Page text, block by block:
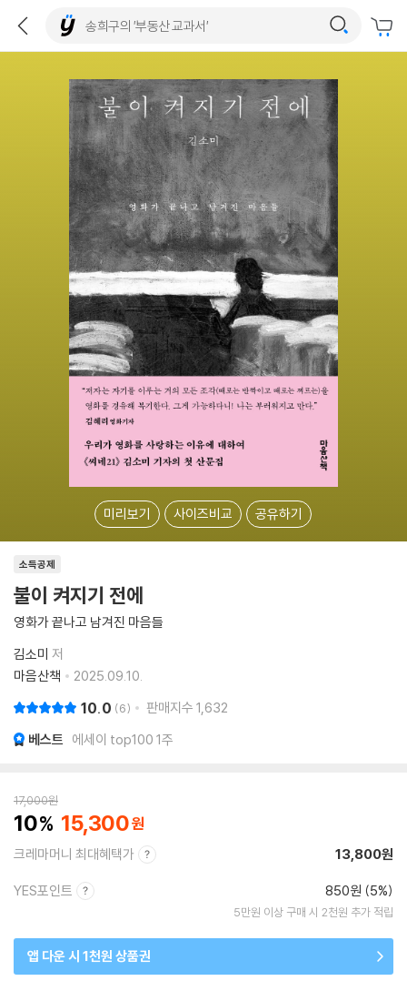
미리보기 사이즈비교 공유하기
소득공제
불이 켜지기 전에
영화가 끝나고 남겨진 마음들
김소미 저
마음산책
2025.09.10.
10.0 6 판매지수 1,632
베스트 에세이 top100 1주
17,000원
10 15,300
크레마머니 최대혜택가 13,800원
YES포인트 850원 (5%)
5만원 이상 구매 시 2천원 추가 적립
앱 다운 시 1천원 상품권